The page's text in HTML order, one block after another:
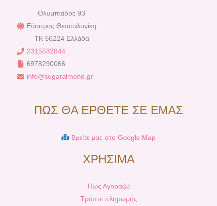
Ολυμπιάδος 93
Εύοσμος Θεσσαλονίκη
TK 56224 Ελλάδα
2315532844
6978290066
info@sugaralmond.gr
ΠΩΣ ΘΑ ΕΡΘΕΤΕ ΣΕ ΕΜΑΣ
Βρείτε μας στο Google Map
ΧΡΗΣΙΜΑ
Πως Αγοράζω
Τρόποι πληρωμής